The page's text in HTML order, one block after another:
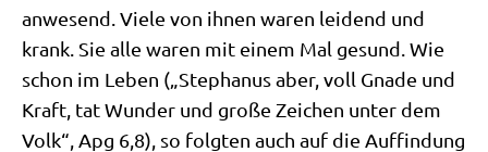
anwe­send. Vie­le von ihnen waren lei­dend und
krank. Sie alle waren mit einem Mal gesund. Wie
schon im Leben („Ste­pha­nus aber, voll Gna­de und
Kraft, tat Wun­der und gro­ße Zei­chen unter dem
Volk“, Apg 6,8), so folg­ten auch auf die Auf­fin­dung